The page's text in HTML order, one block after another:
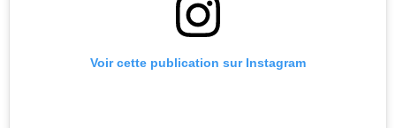
Voir cette publication sur Instagram